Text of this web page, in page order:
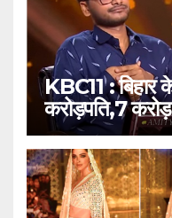
KBC11 :
करोड़पति,7